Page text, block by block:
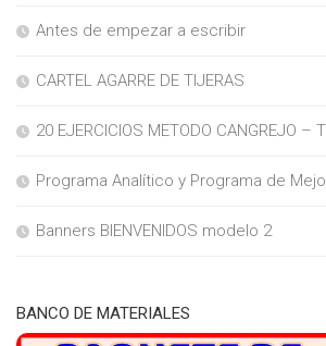
Antes de empezar a escribir
CARTEL AGARRE DE TIJERAS
20 EJERCICIOS METODO CANGREJO –
Programa Analítico y Programa de
Banners BIENVENIDOS modelo 2
BANCO DE MATERIALES